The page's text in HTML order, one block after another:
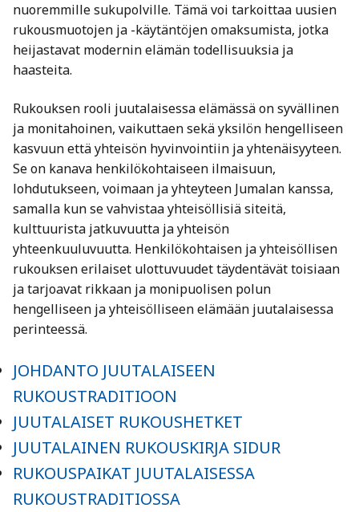
nuoremmille sukupolville. Tämä voi tarkoittaa uusien
rukousmuotojen ja -käytäntöjen omaksumista, jotka
heijastavat modernin elämän todellisuuksia ja
haasteita.
Rukouksen rooli juutalaisessa elämässä on syvällinen
ja monitahoinen, vaikuttaen sekä yksilön hengelliseen
kasvuun että yhteisön hyvinvointiin ja yhtenäisyyteen.
Se on kanava henkilökohtaiseen ilmaisuun,
lohdutukseen, voimaan ja yhteyteen Jumalan kanssa,
samalla kun se vahvistaa yhteisöllisiä siteitä,
kulttuurista jatkuvuutta ja yhteisön
yhteenkuuluvuutta. Henkilökohtaisen ja yhteisöllisen
rukouksen erilaiset ulottuvuudet täydentävät toisiaan
ja tarjoavat rikkaan ja monipuolisen polun
hengelliseen ja yhteisölliseen elämään juutalaisessa
perinteessä.
JOHDANTO JUUTALAISEEN
RUKOUSTRADITIOON
JUUTALAISET RUKOUSHETKET
JUUTALAINEN RUKOUSKIRJA SIDUR
RUKOUSPAIKAT JUUTALAISESSA
RUKOUSTRADITIOSSA